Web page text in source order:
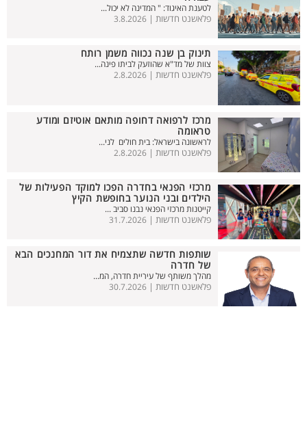
לטענת האיגוד: " המדינה לא יכול...
פלאשנט חדשות | 3.8.2026
תינוק בן שנה נכווה משמן רותח
צוות של מד"א שהוזעק לביתו פינה...
פלאשנט חדשות | 2.8.2026
מרכז לרפואה דחופה מותאם אוטיזם ומודע
טראומה
לראשונה בישראל: בית חולים לני...
פלאשנט חדשות | 2.8.2026
מרכזי הפנאי בחדרה הפכו למוקד הפעילות של
הילדים ובני הנוער בחופשת הקיץ
קייטנות מרכזי הפנאי נבנו סביב ...
פלאשנט חדשות | 31.7.2026
שותפות חדשה שתצמיח את דור המחנכים הבא
של חדרה
מהלך משותף של עיריית חדרה, המ...
פלאשנט חדשות | 30.7.2026